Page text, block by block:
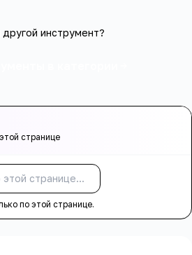
инструмент?
странице
по этой странице.